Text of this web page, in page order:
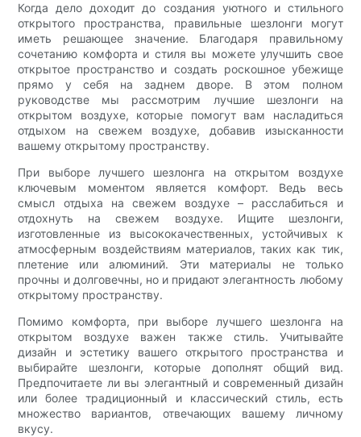
Когда дело доходит до создания уютного и стильного
открытого пространства, правильные шезлонги могут
иметь решающее значение. Благодаря правильному
сочетанию комфорта и стиля вы можете улучшить свое
открытое пространство и создать роскошное убежище
прямо у себя на заднем дворе. В этом полном
руководстве мы рассмотрим лучшие шезлонги на
открытом воздухе, которые помогут вам насладиться
отдыхом на свежем воздухе, добавив изысканности
вашему открытому пространству.
При выборе лучшего шезлонга на открытом воздухе
ключевым моментом является комфорт. Ведь весь
смысл отдыха на свежем воздухе – расслабиться и
отдохнуть на свежем воздухе. Ищите шезлонги,
изготовленные из высококачественных, устойчивых к
атмосферным воздействиям материалов, таких как тик,
плетение или алюминий. Эти материалы не только
прочны и долговечны, но и придают элегантность любому
открытому пространству.
Помимо комфорта, при выборе лучшего шезлонга на
открытом воздухе важен также стиль. Учитывайте
дизайн и эстетику вашего открытого пространства и
выбирайте шезлонги, которые дополнят общий вид.
Предпочитаете ли вы элегантный и современный дизайн
или более традиционный и классический стиль, есть
множество вариантов, отвечающих вашему личному
вкусу.